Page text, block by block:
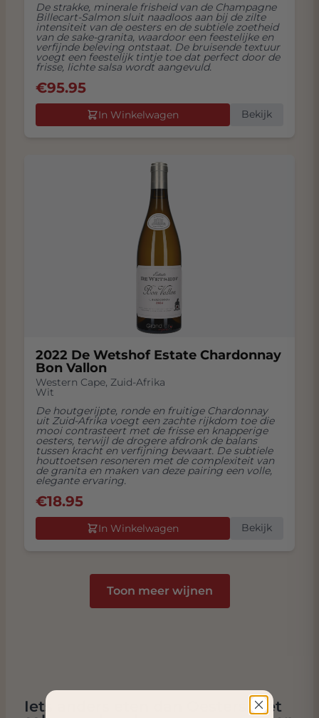
De strakke, minerale frisheid van de Champagne
Billecart-Salmon sluit naadloos aan bij de zilte
intensiteit van de oesters en de subtiele zoetheid
van de sake-granita, waardoor een feestelijke en
verfijnde beleving ontstaat. De bruisende textuur
voegt een feestelijk tintje toe dat perfect door de
frisse, lichte salsa wordt aangevuld.
€95.95
In Winkelwagen Bekijk
2022 De Wetshof Estate Chardonnay
Bon Vallon
Western Cape, Zuid-Afrika
Wit
De houtgerijpte, ronde en fruitige Chardonnay
uit Zuid-Afrika voegt een zachte rijkdom toe die
mooi contrasteert met de frisse en knapperige
oesters, terwijl de drogere afdronk de balans
tussen kracht en verfijning bewaart. De subtiele
houttoetsen resoneren met de complexiteit van
de granita en maken van deze pairing een volle,
elegante ervaring.
€18.95
In Winkelwagen Bekijk
Toon meer wijnen
Iets anders eten dan Oesters met